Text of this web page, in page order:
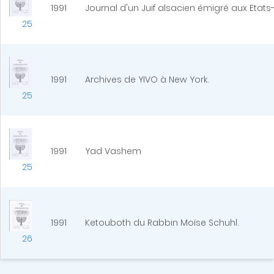
25
1991 Journal d'un Juif alsacien émigré aux
25
1991 Archives de YIVO à New York.
25
1991 Yad Vashem
26
1991 Ketouboth du Rabbin Moïse Schuhl.